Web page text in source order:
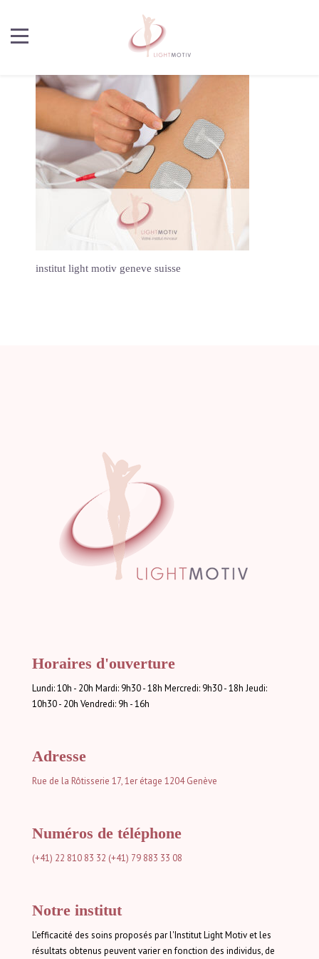
institut light motiv geneve suisse
Horaires d'ouverture
Lundi: 10h - 20h Mardi: 9h30 - 18h Mercredi: 9h30 - 18h Jeudi:
10h30 - 20h Vendredi: 9h - 16h
Adresse
Rue de la Rôtisserie 17, 1er étage 1204 Genève
Numéros de téléphone
(+41) 22 810 83 32 (+41) 79 883 33 08
Notre institut
L'efficacité des soins proposés par l'Institut Light Motiv et les
résultats obtenus peuvent varier en fonction des individus, de